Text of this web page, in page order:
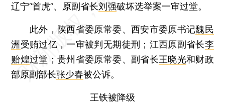
辽宁“首虎”、原副省长刘强破坏选举案一审过堂。
此外，陕西省委原常委、西安市委原书记魏民
洲受贿过亿，一审被判无期徒刑；江西原副省长李
贻煌过堂；贵州省委原常委、副省长王晓光和财政
部原副部长张少春被公诉。
王铁被降级